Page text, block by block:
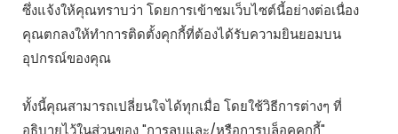
ซึ่งแจ้งให้คุณทราบว่า โดยการเข้าชมเว็บไซต์นี้อย่างต่อเนื่อง
คุณตกลงให้ทำการติดตั้งคุกกี้ที่ต้องได้รับความยินยอมบน
อุปกรณ์ของคุณ
ทั้งนี้คุณสามารถเปลี่ยนใจได้ทุกเมื่อ โดยใช้วิธีการต่างๆ ที่
อธิบายไว้ในส่วนของ "การลบและ/หรือการบล็อคคุกกี้"